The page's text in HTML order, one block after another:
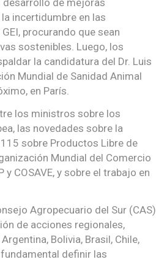
desarrollo de mejoras
incertidumbre en las
procurando que sean
sostenibles. Luego, los
la candidatura del Dr. Luis
Mundial de Sanidad Animal
en París.
los ministros sobre los
las novedades sobre la
sobre Productos Libre de
Mundial del Comercio
COSAVE, y sobre el trabajo en
Agropecuario del Sur (CAS)
de acciones regionales,
Bolivia, Brasil, Chile,
definir las